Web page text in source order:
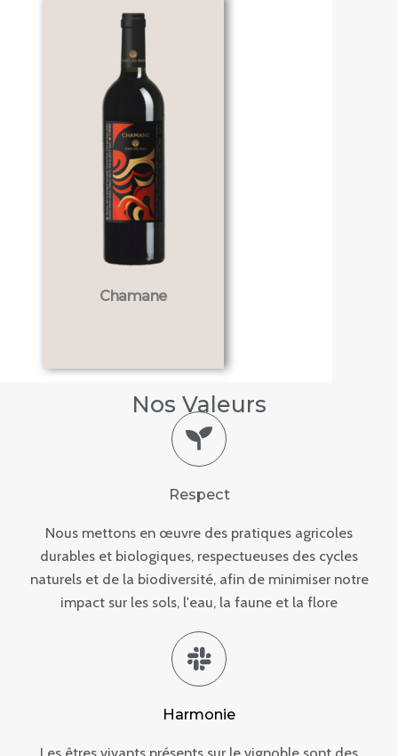
Chamane
Nos Valeurs
Respect
Nous mettons en œuvre des pratiques agricoles
durables et biologiques, respectueuses des cycles
naturels et de la biodiversité, afin de minimiser notre
impact sur les sols, l'eau, la faune et la flore
Harmonie